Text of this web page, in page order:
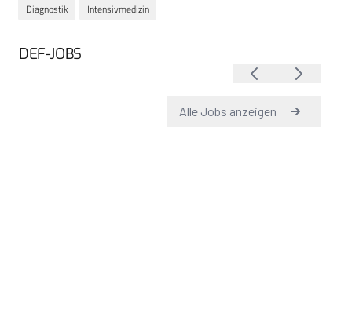
Diagnostik Intensivmedizin
DEF-JOBS